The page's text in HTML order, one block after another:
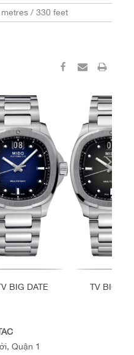
/ 330 feet
BIG DATE TV BIG
Quận 1